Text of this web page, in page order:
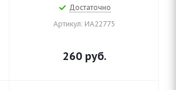
Достаточно
Артикул: ИА22775
260руб.